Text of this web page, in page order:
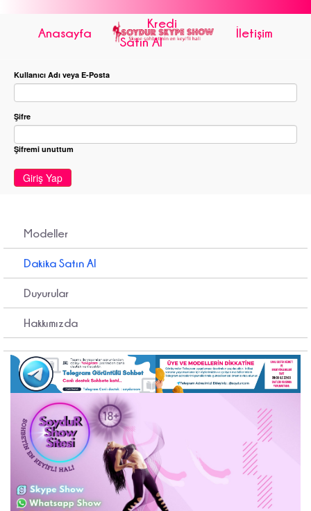
Anasayfa
Kredi
Satın Al
İletişim
Kullanıcı Adı veya E-Posta
Şifre
Şifremi unuttum
Giriş Yap
Modeller
Dakika Satın Al
Duyurular
Hakkımızda